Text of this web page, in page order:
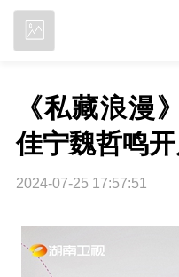
《私藏浪漫
佳宁魏哲鸣
2024-07-25 17:57:51